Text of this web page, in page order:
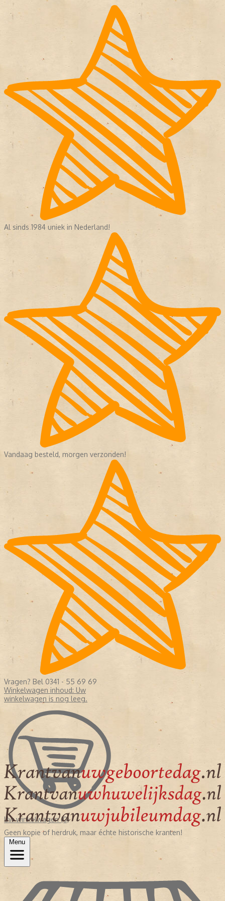
Al sinds 1984 uniek in Nederland!
Vandaag besteld, morgen verzonden!
Vragen? Bel 0341 - 55 69 69
Winkelwagen inhoud: Uw
winkelwagen is nog leeg.
Uw winkelwagen (0)
Geen kopie of herdruk, maar échte historische kranten!
Menu